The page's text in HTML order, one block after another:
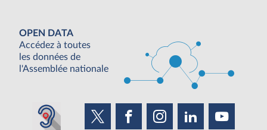
OPEN DATA
Accédez à toutes
les données de
l'Assemblée nationale